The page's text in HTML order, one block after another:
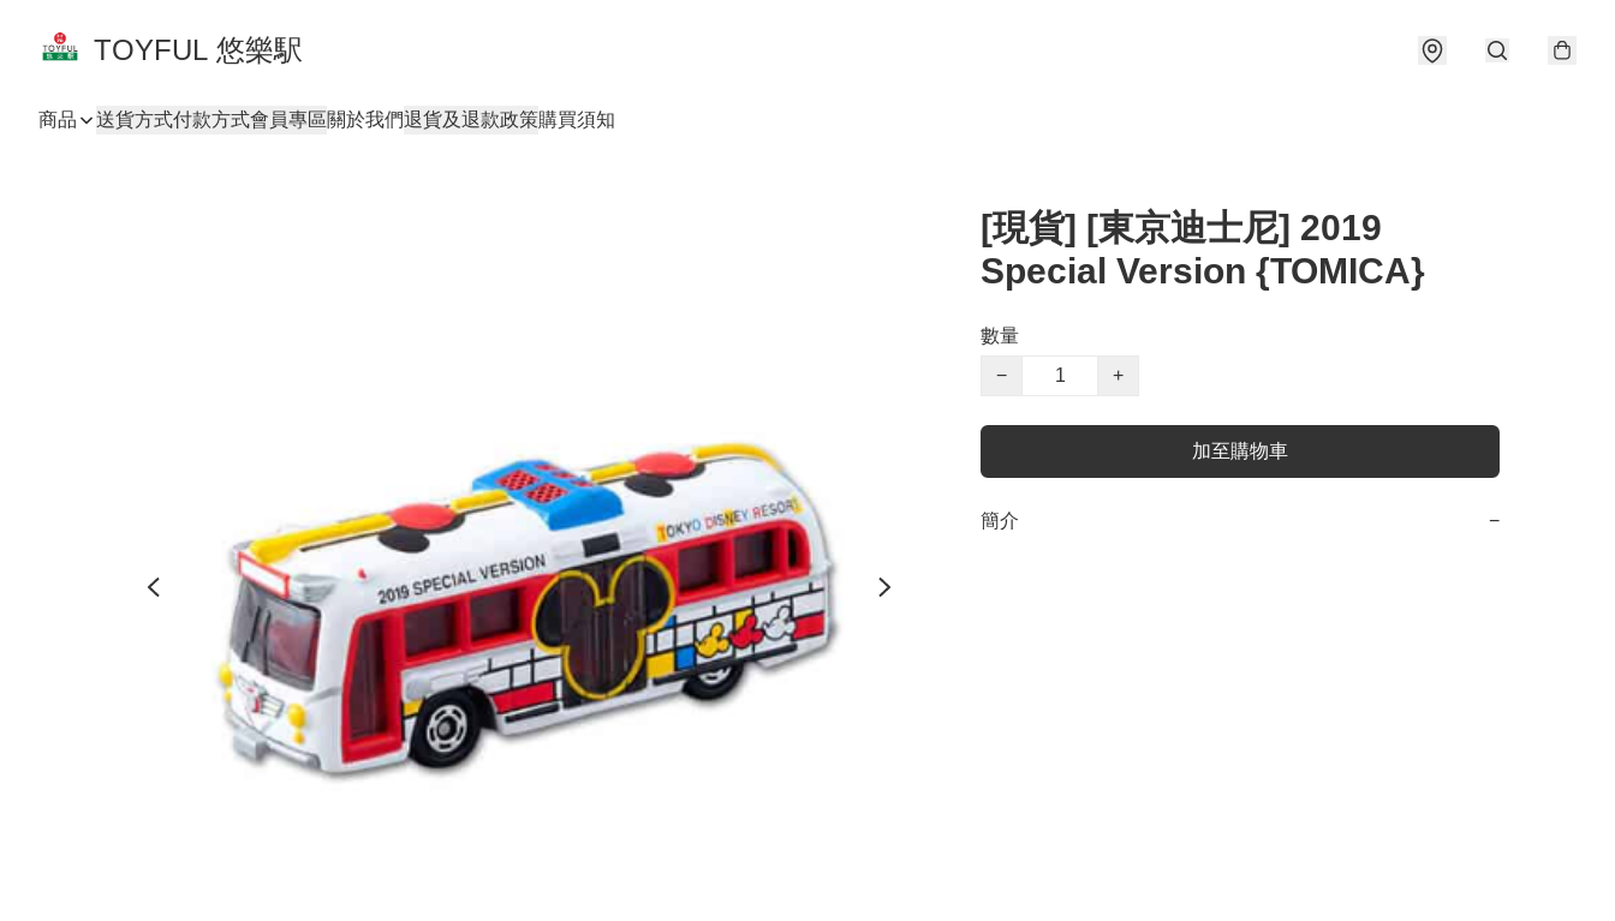
TOYFUL 悠樂駅
商品 送貨方式付款方式會員專區關於我們退貨及退款政策購買須知
[現貨] [東京迪士尼] 2019
Special Version {TOMICA}
數量
−
+
加至購物車
簡介 −